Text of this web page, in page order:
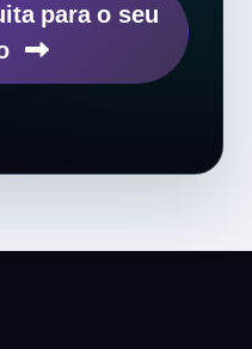
para o seu